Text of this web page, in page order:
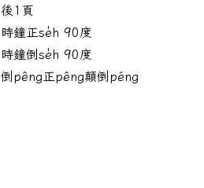
後1頁
時鐘正se̍h 90度
時鐘倒se̍h 90度
倒pêng正pêng顛倒péng